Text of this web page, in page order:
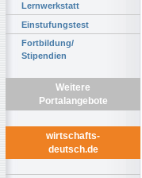
Lernwerkstatt
Einstufungstest
Fortbildung/
Stipendien
Weitere
Portalangebote
wirtschafts-
deutsch.de